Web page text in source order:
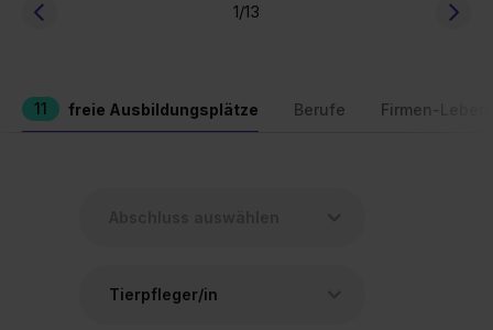
1/13
11 freie Ausbildungsplätze Berufe Firmen-
Tierpfleger/in